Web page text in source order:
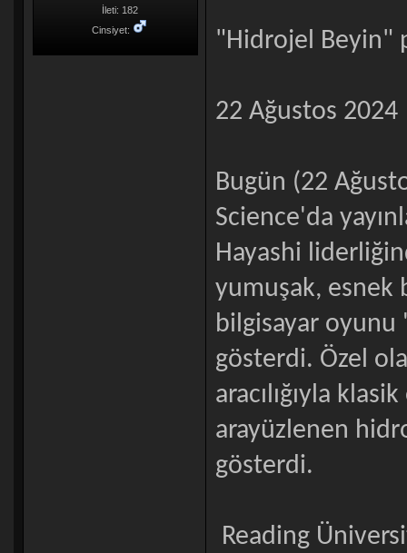
İleti: 182
Cinsiyet:
"Hidrojel Beyin"
22 Ağustos 2024
Bugün (22
Science'da
Hayashi
yumuşak, esnek
bilgisayar oyunu
gösterdi. Özel
aracılığıyla
arayüzlenen
gösterdi.
Reading